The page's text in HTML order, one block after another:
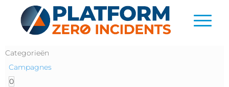
Categorieën
Campagnes
0